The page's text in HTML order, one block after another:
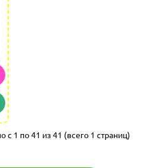
с 1 по 41 из 41 (всего 1 страниц)